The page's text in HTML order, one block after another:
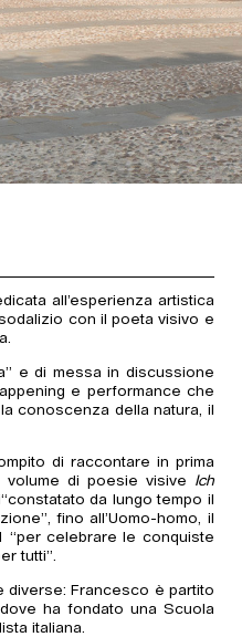
all’esperienza artistica
con il poeta visivo e
e di messa in discussione
e performance che
conoscenza della natura, il
di raccontare in prima
volume di poesie visive Ich
da lungo tempo il
fino all’Uomo-homo, il
“per celebrare le conquiste
tutti”.
diverse: Francesco è partito
ha fondato una Scuola
italiana.